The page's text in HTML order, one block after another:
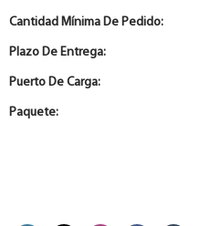
Cantidad Mínima De Pedido:
Plazo De Entrega:
Puerto De Carga:
Paquete: